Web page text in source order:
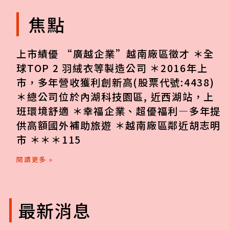
焦點
上市績優 “廣越企業”越南廠區徵才 ＊全
球TOP 2 羽絨衣等製造公司 ＊2016年上
市，多年營收獲利創新高(股票代號:4438)
＊總公司位於內湖科技園區, 近西湖站，上
班環境舒適 ＊幸福企業、超優福利—多年提
供高額國外補助旅遊 ＊越南廠區鄰近胡志明
市 ＊＊＊115
閱讀更多 »
最新消息